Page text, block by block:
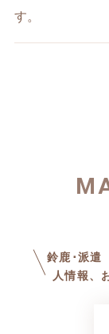
す。
鈴鹿･派遣
人情報、